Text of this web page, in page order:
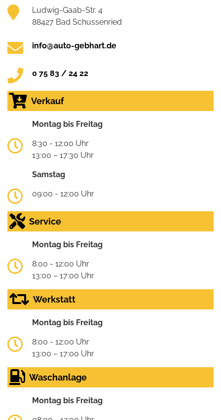
Ludwig-Gaab-Str. 4
88427 Bad Schussenried
info@auto-gebhart.de
0 75 83 / 24 22
Verkauf
Montag bis Freitag
8:30 - 12:00 Uhr
13:00 – 17:30 Uhr
Samstag
09:00 - 12:00 Uhr
Service
Montag bis Freitag
8:00 - 12:00 Uhr
13:00 – 17:00 Uhr
Werkstatt
Montag bis Freitag
8:00 - 12:00 Uhr
13:00 – 17:00 Uhr
Waschanlage
Montag bis Freitag